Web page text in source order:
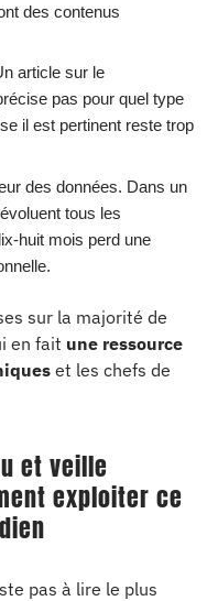
des contenus
article sur le
pas pour quel type
il est pertinent reste trop
des données. Dans un
tous les
huit mois perd une
sur la majorité de
en fait une ressource
et les chefs de
et veille
exploiter ce
pas à lire le plus